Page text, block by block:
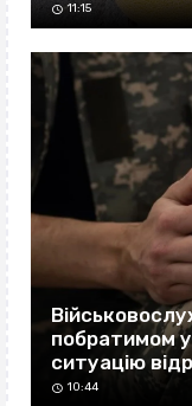
11:15
побратимом
ситуацію
10:44